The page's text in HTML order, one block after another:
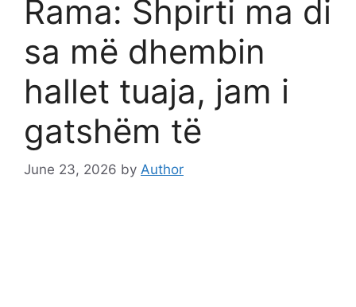
Rama: Shpirti ma di
sa më dhembin
hallet tuaja, jam i
gatshëm të
June 23, 2026 by Author